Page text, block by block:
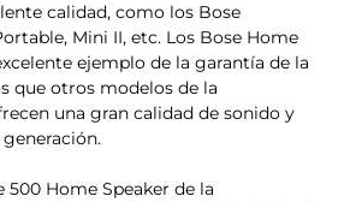
calidad, como los Bose
Mini II, etc. Los Bose Home
ejemplo de la garantía de la
que otros modelos de la
una gran calidad de sonido y
500 Home Speaker de la